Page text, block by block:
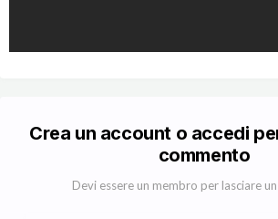
Crea un account o accedi
commento
Devi essere un membro per lasciare